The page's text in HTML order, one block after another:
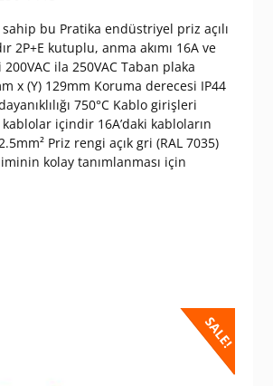
sahip bu Pratika endüstriyel priz açılı
2P+E kutuplu, anma akımı 16A ve
ila 250VAC Taban plaka
x (Y) 129mm Koruma derecesi IP44
750°C Kablo girişleri
içindir 16A’daki kabloların
Priz rengi açık gri (RAL 7035)
kolay tanımlanması için
SALE!